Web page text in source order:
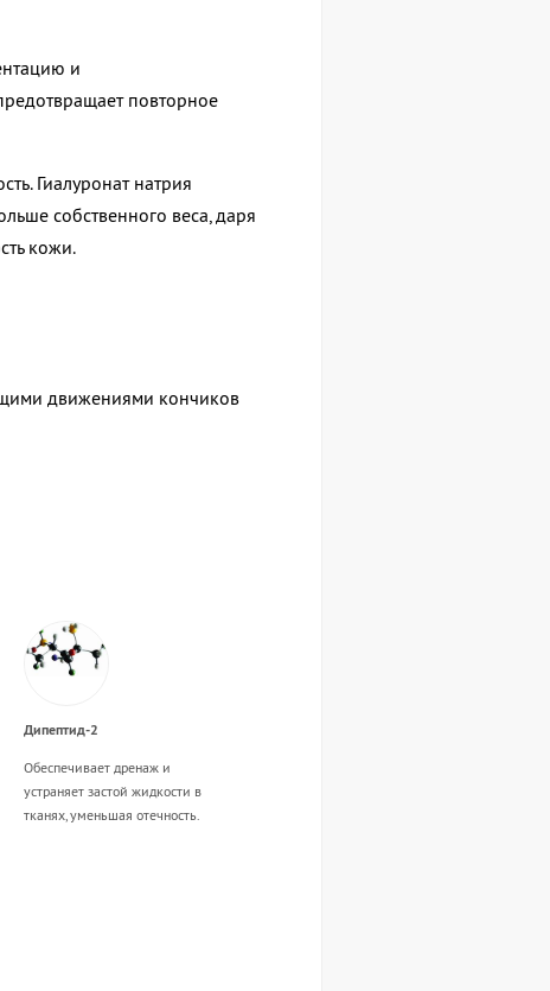
и
повторное
Гиалуронат натрия
собственного веса, даря
кожи.
движениями кончиков
Дипептид-2
Обеспечивает дренаж и
устраняет застой жидкости в
тканях, уменьшая отечность.